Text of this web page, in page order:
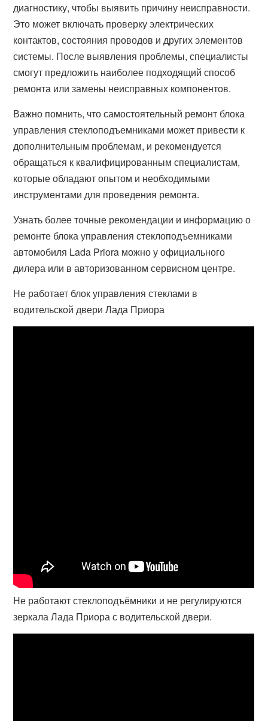
диагностику, чтобы выявить причину неисправности.
Это может включать проверку электрических
контактов, состояния проводов и других элементов
системы. После выявления проблемы, специалисты
смогут предложить наиболее подходящий способ
ремонта или замены неисправных компонентов.
Важно помнить, что самостоятельный ремонт блока
управления стеклоподъемниками может привести к
дополнительным проблемам, и рекомендуется
обращаться к квалифицированным специалистам,
которые обладают опытом и необходимыми
инструментами для проведения ремонта.
Узнать более точные рекомендации и информацию о
ремонте блока управления стеклоподъемниками
автомобиля Lada Priora можно у официального
дилера или в авторизованном сервисном центре.
Не работает блок управления стеклами в
водительской двери Лада Приора
Не работают стеклоподъёмники и не регулируются
зеркала Лада Приора с водительской двери.